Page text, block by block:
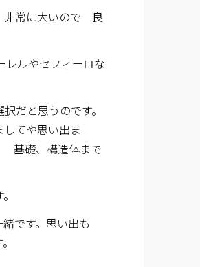
常に大いので 良
ルやセフィーロな
と思うのです。
てや思い出ま
礎、構造体まで
。
です。思い出も